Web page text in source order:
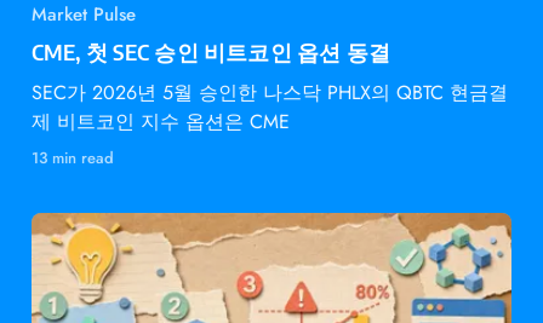
Market Pulse
CME, 첫 SEC 승인 비트코인 옵션 동결
SEC가 2026년 5월 승인한 나스닥 PHLX의 QBTC 현금결
제 비트코인 지수 옵션은 CME
13 min read